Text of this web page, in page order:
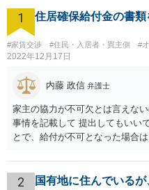
1 住居確保給付金の書
#家賃交渉 #住民・入居者・買主側 #
2022年12月17日
内藤 政信 弁護士
家主の協力が不可欠とは言えな
事情を記載して 提出してもいい
とで、給付が不可となった場合
2
国有地に住んでいる